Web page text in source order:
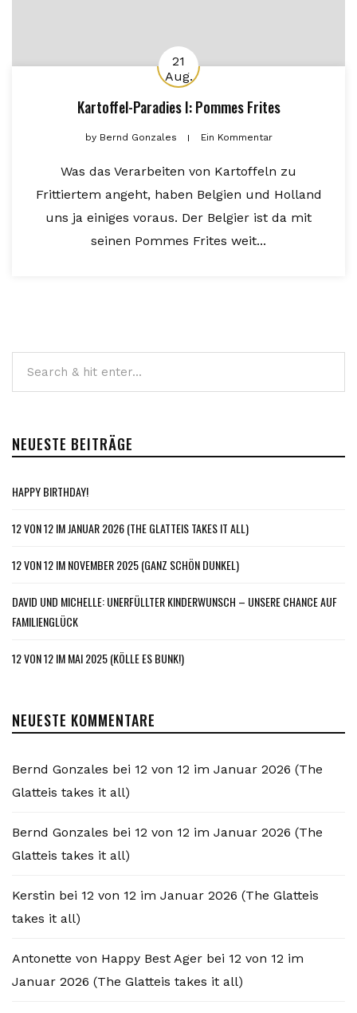
21
Aug.
Kartoffel-Paradies I: Pommes Frites
byBernd Gonzales Ein Kommentar
Was das Verarbeiten von Kartoffeln zu
Frittiertem angeht, haben Belgien und Holland
uns ja einiges voraus. Der Belgier ist da mit
seinen Pommes Frites weit...
NEUESTE BEITRÄGE
HAPPY BIRTHDAY!
12 VON 12 IM JANUAR 2026 (THE GLATTEIS TAKES IT ALL)
12 VON 12 IM NOVEMBER 2025 (GANZ SCHÖN DUNKEL)
DAVID UND MICHELLE: UNERFÜLLTER KINDERWUNSCH – UNSERE CHANCE AUF
FAMILIENGLÜCK
12 VON 12 IM MAI 2025 (KÖLLE ES BUNK!)
NEUESTE KOMMENTARE
Bernd Gonzales bei 12 von 12 im Januar 2026 (The
Glatteis takes it all)
Bernd Gonzales bei 12 von 12 im Januar 2026 (The
Glatteis takes it all)
Kerstin bei 12 von 12 im Januar 2026 (The Glatteis
takes it all)
Antonette von Happy Best Ager bei 12 von 12 im
Januar 2026 (The Glatteis takes it all)